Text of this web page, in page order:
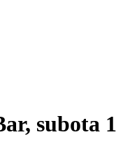
subota